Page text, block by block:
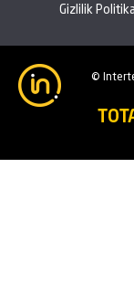
Gizlilik
©